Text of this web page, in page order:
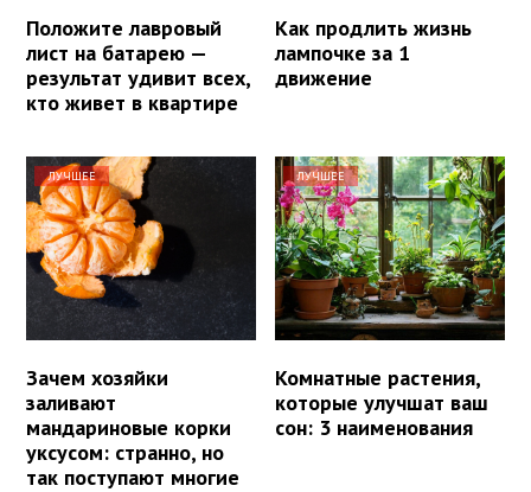
Положите лавровый
лист на батарею —
результат удивит всех,
кто живет в квартире
Как продлить жизнь
лампочке за 1
движение
ЛУЧШЕЕ
Зачем хозяйки
заливают
мандариновые корки
уксусом: странно, но
так поступают многие
ЛУЧШЕЕ
Комнатные растения,
которые улучшат ваш
сон: 3 наименования